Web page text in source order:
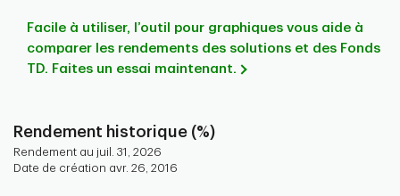
Facile à utiliser, l’outil pour graphiques vous aide à
comparer les rendements des solutions et des Fonds
TD. Faites un essai maintenant.
Rendement historique (%)
Rendement au juil. 31, 2026
Date de création avr. 26, 2016